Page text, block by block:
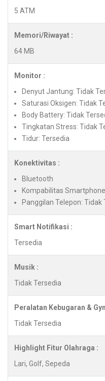
5 ATM
Memori/Riwayat :
64 MB
Monitor :
Denyut Jantung: Tidak
Saturasi Oksigen: Tidak
Body Battery: Tidak
Tingkatan Stress: Tidak
Tidur: Tersedia
Konektivitas :
Bluetooth
Kompabilitas
Panggilan Telepon: Tidak
Smart Notifikasi :
Tersedia
Musik :
Tidak Tersedia
Peralatan Kebugaran &
Tidak Tersedia
Highlight Fitur Olahraga :
Lari, Golf, Sepeda